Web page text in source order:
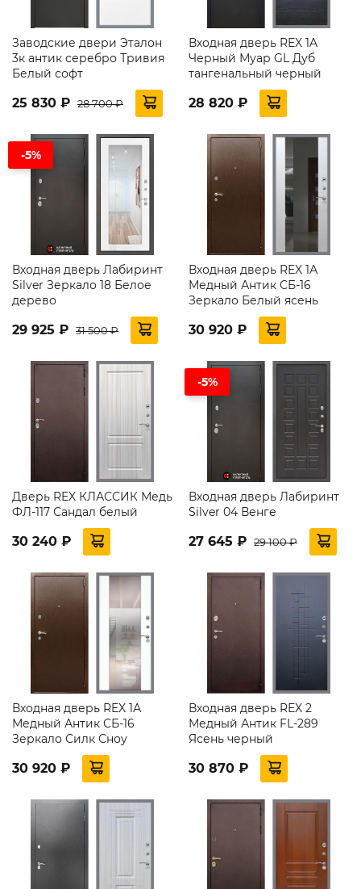
Заводские двери Эталон
3к антик серебро Тривия
Белый софт
25 830 ₽ 28 700 ₽
Входная дверь REX 1A
Черный Муар GL Дуб
тангенальный черный
28 820 ₽
-5%
Входная дверь Лабиринт
Silver Зеркало 18 Белое
дерево
29 925 ₽ 31 500 ₽
Входная дверь REX 1А
Медный Антик СБ-16
Зеркало Белый ясень
30 920 ₽
Дверь REX КЛАССИК Медь
ФЛ-117 Сандал белый
30 240 ₽
-5%
Входная дверь Лабиринт
Silver 04 Венге
27 645 ₽ 29 100 ₽
Входная дверь REX 1А
Медный Антик СБ-16
Зеркало Силк Сноу
30 920 ₽
Входная дверь REX 2
Медный Антик FL-289
Ясень черный
30 870 ₽